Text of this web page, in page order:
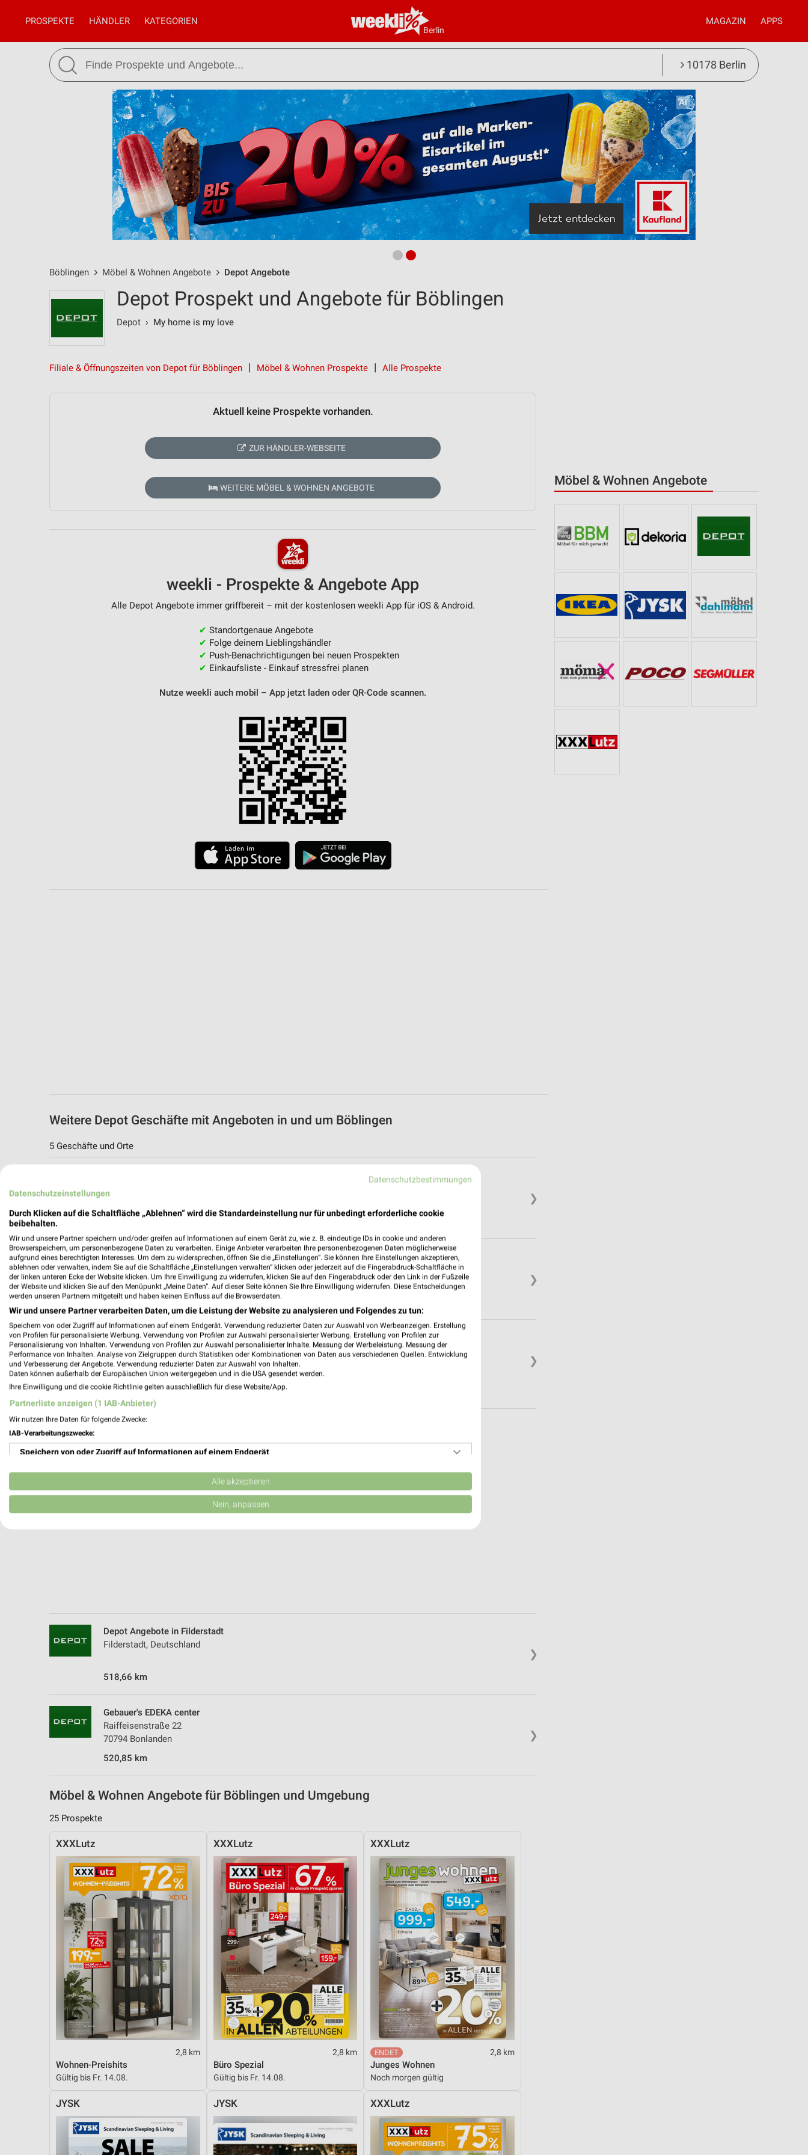
Berlin
PROSPEKTE HÄNDLER KATEGORIEN MAGAZIN APPS
10178 Berlin
Böblingen Möbel & Wohnen Angebote Depot Angebote
Möbel & Wohnen Angebote
Depot Prospekt und Angebote für Böblingen
Depot › My home is my love
Filiale & Öffnungszeiten von Depot für Böblingen Möbel & Wohnen Prospekte Alle Prospekte
Aktuell keine Prospekte vorhanden.
ZUR HÄNDLER-WEBSEITE
WEITERE MÖBEL & WOHNEN ANGEBOTE
weekli - Prospekte & Angebote App
Alle Depot Angebote immer griffbereit – mit der kostenlosen weekli App für iOS & Android.
✔ Standortgenaue Angebote
✔ Folge deinem Lieblingshändler
✔ Push-Benachrichtigungen bei neuen Prospekten
✔ Einkaufsliste - Einkauf stressfrei planen
Nutze weekli auch mobil – App jetzt laden oder QR-Code scannen.
Weitere Depot Geschäfte mit Angeboten in und um Böblingen
5 Geschäfte und Orte
❯
Sindelfingen, Deutschland
524,50 km
❯
Depot Angebote in Leinfelden-Echterdingen
Leinfelden-Echterdingen, Deutschland
519,92 km
❯
Depot Angebote in Herrenberg
Herrenberg, Deutschland
540,83 km
❯
Depot Angebote in Filderstadt
Filderstadt, Deutschland
518,66 km
❯
Gebauer's EDEKA center
Raiffeisenstraße 22
70794 Bonlanden
520,85 km
Möbel & Wohnen Angebote für Böblingen und Umgebung
25 Prospekte
XXXLutz
2,8 km
Wohnen-Preishits
Gültig bis Fr. 14.08.
XXXLutz
2,8 km
Büro Spezial
Gültig bis Fr. 14.08.
XXXLutz
2,8 km
Junges Wohnen
Noch morgen gültig
JYSK JYSK XXXLutz
Datenschutzbestimmungen
Datenschutzeinstellungen
Durch Klicken auf die Schaltfläche „Ablehnen“ wird die Standardeinstellung nur für unbedingt erforderliche cookie
beibehalten.
Wir und unsere Partner speichern und/oder greifen auf Informationen auf einem Gerät zu, wie z. B. eindeutige IDs in cookie und anderen
Browserspeichern, um personenbezogene Daten zu verarbeiten. Einige Anbieter verarbeiten Ihre personenbezogenen Daten möglicherweise
aufgrund eines berechtigten Interesses. Um dem zu widersprechen, öffnen Sie die „Einstellungen“. Sie können Ihre Einstellungen akzeptieren,
ablehnen oder verwalten, indem Sie auf die Schaltfläche „Einstellungen verwalten“ klicken oder jederzeit auf die Fingerabdruck-Schaltfläche in
der linken unteren Ecke der Website klicken. Um Ihre Einwilligung zu widerrufen, klicken Sie auf den Fingerabdruck oder den Link in der Fußzeile
der Website und klicken Sie auf den Menüpunkt „Meine Daten“. Auf dieser Seite können Sie Ihre Einwilligung widerrufen. Diese Entscheidungen
werden unseren Partnern mitgeteilt und haben keinen Einfluss auf die Browserdaten.
Wir und unsere Partner verarbeiten Daten, um die Leistung der Website zu analysieren und Folgendes zu tun:
Speichern von oder Zugriff auf Informationen auf einem Endgerät. Verwendung reduzierter Daten zur Auswahl von Werbeanzeigen. Erstellung
von Profilen für personalisierte Werbung. Verwendung von Profilen zur Auswahl personalisierter Werbung. Erstellung von Profilen zur
Personalisierung von Inhalten. Verwendung von Profilen zur Auswahl personalisierter Inhalte. Messung der Werbeleistung. Messung der
Performance von Inhalten. Analyse von Zielgruppen durch Statistiken oder Kombinationen von Daten aus verschiedenen Quellen. Entwicklung
und Verbesserung der Angebote. Verwendung reduzierter Daten zur Auswahl von Inhalten.
Daten können außerhalb der Europäischen Union weitergegeben und in die USA gesendet werden.
Ihre Einwilligung und die cookie Richtlinie gelten ausschließlich für diese Website/App.
Partnerliste anzeigen (1 IAB-Anbieter)
Wir nutzen Ihre Daten für folgende Zwecke:
IAB-Verarbeitungszwecke:
Speichern von oder Zugriff auf Informationen auf einem Endgerät
Verwendung reduzierter Daten zur Auswahl von Werbeanzeigen
Erstellung von Profilen für personalisierte Werbung
Messung der Performance von Inhalten
Analyse von Zielgruppen durch Statistiken oder Kombinationen von Daten aus verschiedenen
Quellen
Entwicklung und Verbesserung der Angebote
Verwendung reduzierter Daten zur Auswahl von Inhalten
Nicht-IAB-Verarbeitungszwecke:
Funktional
Alle akzeptieren
Nein, anpassen